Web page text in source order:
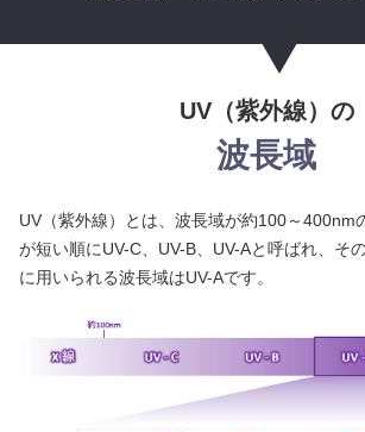
UV（紫外線）の
波長域
UV（紫外線）とは、波長域が約100～400nm
が短い順にUV-C、UV-B、UV-Aと呼ばれ、そ
に用いられる波長域はUV-Aです。